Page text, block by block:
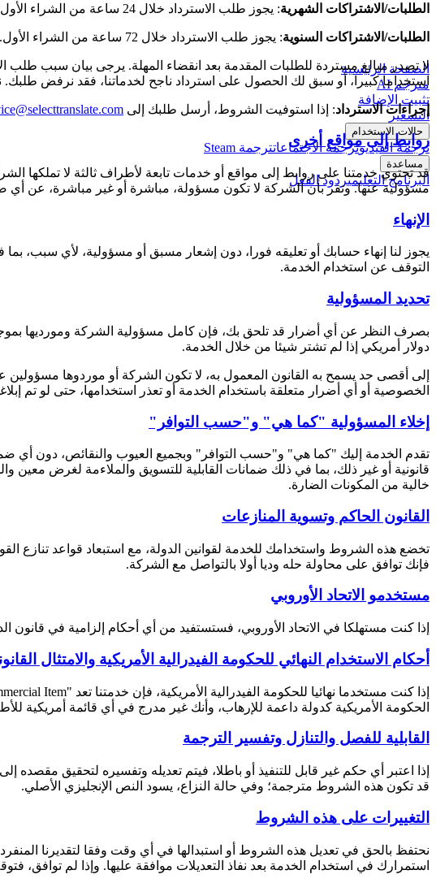
الصفحة الرئيسية
مترجم AI
تثبيت الإضافة
التسعير
حالات الاستخدام
ترجمة الفيديوترجمة الاجتماعاتترجمة Steam
مساعدة
البرنامج التعليميردود الفعل
الطلبات/الاشتراكات الشهرية: يجوز طلب الاسترداد خلال 24 ساعة من الشراء الأول.
الطلبات/الاشتراكات السنوية: يجوز طلب الاسترداد خلال 72 ساعة من الشراء الأول.
لا تصدر مبالغ مستردة للطلبات المقدمة بعد انقضاء المهلة. يرجى بيان سبب طلب
استخداما كبيرا، أو سبق لك الحصول على استرداد ناجح لخدماتنا، فقد نرفض طلبك.
إجراءات الاسترداد: إذا استوفيت الشروط، أرسل طلبك إلى
روابط إلى مواقع أخرى
قد تحتوي خدمتنا على روابط إلى مواقع أو خدمات تابعة لأطراف ثالثة لا تملكها
مسؤولية عنها. وتقر بأن الشركة لا تكون مسؤولة، مباشرة أو غير مباشرة، عن أي
الإنهاء
يجوز لنا إنهاء حسابك أو تعليقه فورا، دون إشعار مسبق أو مسؤولية، لأي سبب،
التوقف عن استخدام الخدمة.
تحديد المسؤولية
دولار أمريكي إذا لم تشتر شيئا من خلال الخدمة.
إلى أقصى حد يسمح به القانون المعمول به، لا تكون الشركة أو موردوها مسؤولين
الخصوصية أو أي أضرار متعلقة باستخدام الخدمة أو تعذر استخدامها، حتى لو تم
إخلاء المسؤولية "كما هي" و"حسب التوافر"
تقدم الخدمة إليك "كما هي" و"حسب التوافر" وبجميع العيوب والنقائص، دون أي
قانونية أو غير ذلك، بما في ذلك ضمانات القابلية للتسويق والملاءمة لغرض
خالية من المكونات الضارة.
القانون الحاكم وتسوية المنازعات
تخضع هذه الشروط واستخدامك للخدمة لقوانين الدولة، مع استبعاد قواعد تنازع
فإنك توافق على محاولة حله وديا أولا بالتواصل مع الشركة.
مستخدمو الاتحاد الأوروبي
إذا كنت مستهلكا في الاتحاد الأوروبي، فستستفيد من أي أحكام إلزامية في قانون
أحكام الاستخدام النهائي للحكومة الفيدرالية الأمريكية والامتثال
الحكومة الأمريكية كدولة داعمة للإرهاب، وأنك غير مدرج في أي قائمة أمريكية
القابلية للفصل والتنازل وتفسير الترجمة
إذا اعتبر أي حكم غير قابل للتنفيذ أو باطلا، فيتم تعديله وتفسيره لتحقيق
قد تكون هذه الشروط مترجمة؛ وفي حالة النزاع، يسود النص الإنجليزي الأصلي.
التغييرات على هذه الشروط
استمرارك في استخدام الخدمة بعد نفاذ التعديلات موافقة عليها. وإذا لم توافق،